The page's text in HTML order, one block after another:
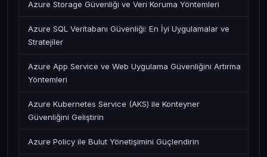
Azure Storage Güvenliği ve Veri Koruma Yöntemleri
Azure SQL Veritabanı Güvenliği: En İyi Uygulamalar ve
Stratejiler
Azure App Service ve Web Uygulama Güvenliğini Artırma
Yöntemleri
Azure Kubernetes Service (AKS) ile Konteyner
Güvenliğini Geliştirin
Azure Policy ile Bulut Yönetişimini Güçlendirin